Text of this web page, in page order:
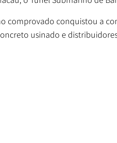
comprovado conquistou a
usinado e